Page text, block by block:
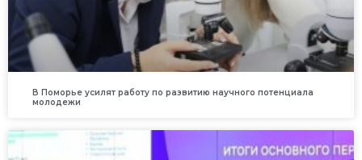
В Поморье усилят работу по развитию научного потенциала
молодежи